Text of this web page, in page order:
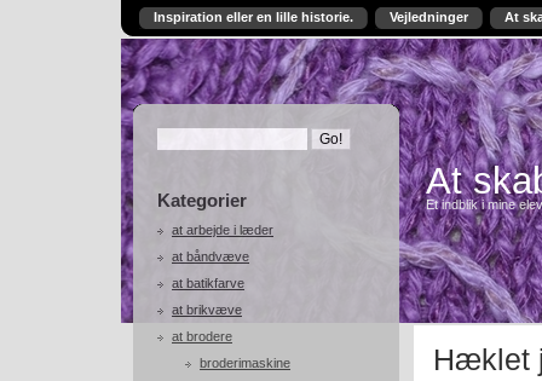
Inspiration eller en lille historie. Vejledninger At
Kategorier
at arbejde i læder
at båndvæve
at batikfarve
at brikvæve
at brodere
broderimaskine
At
Et indblik i mine
Hæklet